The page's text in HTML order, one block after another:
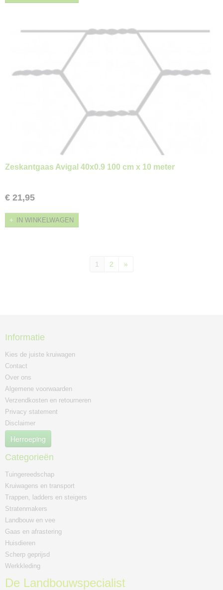
Zeskantgaas Avigal 40x0.9 100 cm x 10 meter
€ 21,95
IN WINKELWAGEN
1 2 »
Informatie
Kies de juiste kruiwagen
Contact
Over ons
Algemene voorwaarden
Verzendkosten en retourneren
Privacy statement
Disclaimer
Herroeping
Categorieën
Tuingereedschap
Kruiwagens en transport
Trappen, ladders en steigers
Stratenmakers
Landbouw en vee
Gaas en afrastering
Huisdieren
Scherp geprijsd
Werkkleding
De Landbouwspecialist